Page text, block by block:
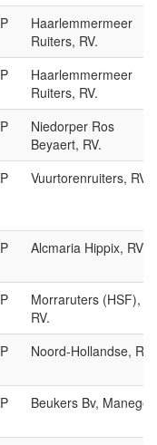
P
Haarlemmermeer
Ruiters, RV.
P
Haarlemmermeer
Ruiters, RV.
P
Niedorper Ros
Beyaert, RV.
P Vuurtorenruiters, RV.
P Alcmaria Hippix, RV.
P
Morraruters (HSF),
RV.
P Noord-Hollandse, RV.
P Beukers Bv, Manege